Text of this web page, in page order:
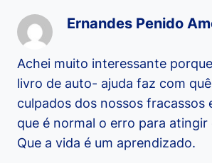
Ernandes Penido
Achei muito interessante
livro de auto- ajuda faz com
culpados dos nossos fracassos
que é normal o erro para atingir
Que a vida é um aprendizado.